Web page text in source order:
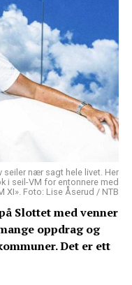
seiler nær sagt hele livet. Her
i seil-VM for entonnere med
XI». Foto: Lise Åserud / NTB
Slottet med venner
oppdrag og
Det er ett